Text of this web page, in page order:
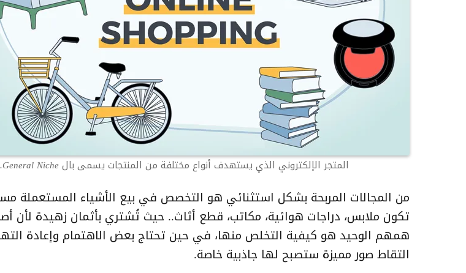
المتجر الإلكتروني الذي يستهدف أنواع مختلفة من المنتجات يسمى بال General Niche.
من المجالات المربحة بشكل استثنائي هو التخصص في بيع الأشياء المستعملة
تكون ملابس، دراجات هوائية، مكاتب، قطع أثاث.. حيث تُشتري بأثمان زهيدة لأن
همهم الوحيد هو كيفية التخلص منها، في حين تحتاج بعض الاهتمام وإعادة
التقاط صور مميزة ستصبح لها جاذبية خاصة.